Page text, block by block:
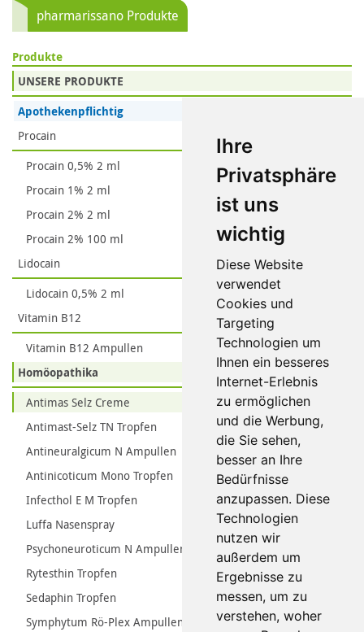
Ihre
Privatsphäre
ist uns
wichtig
Diese Website
verwendet
Cookies und
Targeting
Technologien um
Ihnen ein besseres
Internet-Erlebnis
zu ermöglichen
und die Werbung,
die Sie sehen,
besser an Ihre
Bedürfnisse
anzupassen. Diese
Technologien
nutzen wir
außerdem um
Ergebnisse zu
messen, um zu
verstehen, woher
pharmarissano Produkte
Produkte
UNSERE PRODUKTE
Apothekenpflichtig
Procain
Procain 0,5% 2 ml
Procain 1% 2 ml
Procain 2% 2 ml
Procain 2% 100 ml
Lidocain
Lidocain 0,5% 2 ml
Vitamin B12
Vitamin B12 Ampullen
Homöopathika
Antimas Selz Creme
Antimast-Selz TN Tropfen
Antineuralgicum N Ampullen
Antinicoticum Mono Tropfen
Infecthol E M Tropfen
Luffa Nasenspray
Psychoneuroticum N Ampullen
Rytesthin Tropfen
Sedaphin Tropfen
Symphytum Rö-Plex Ampullen